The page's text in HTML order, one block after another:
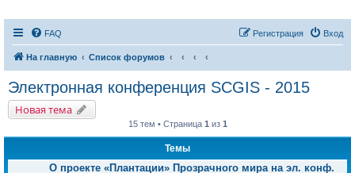
FAQ Вход
Регистрация
На главную Список форумов
Электронная конференция SCGIS - 2015
Новая тема
15 тем • Страница 1 из 1
Темы
О проекте «Плантации» Прозрачного мира на эл. конф.